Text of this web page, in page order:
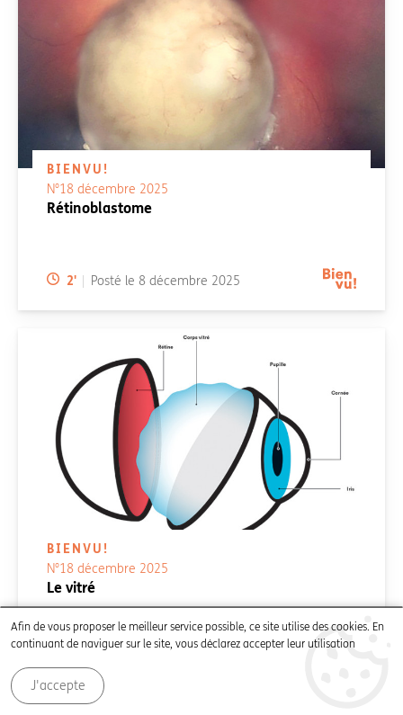
BIENVU!
N°18 décembre 2025
Rétinoblastome
Temps de lecture:
2' Posté le 8 décembre 2025
BIENVU!
N°18 décembre 2025
Le vitré
Afin de vous proposer le meilleur service possible, ce site utilise des cookies. En
continuant de naviguer sur le site, vous déclarez accepter leur utilisation
J'accepte